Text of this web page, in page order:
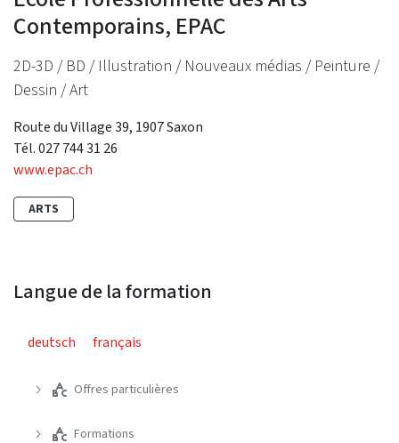
Contemporains, EPAC
2D-3D / BD / Illustration / Nouveaux médias / Peinture /
Dessin / Art
Route du Village 39, 1907 Saxon
Tél. 027 744 31 26
www.epac.ch
ARTS
Langue de la formation
deutsch français
Offres particulières
Formations